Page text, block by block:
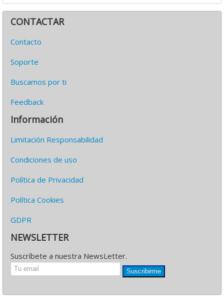
CONTACTAR
Contacto
Soporte
Buscamos por ti
Feedback
Información
Limitación Responsabilidad
Condiciones de uso
Política de Privacidad
Política Cookies
GDPR
NEWSLETTER
Suscríbete a nuestra NewsLetter.
Suscribirme